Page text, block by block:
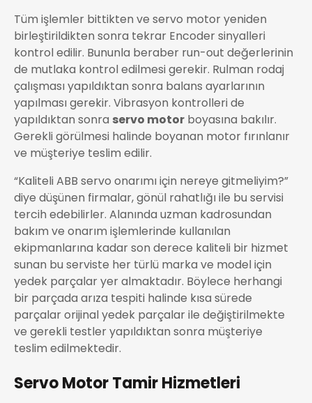
Tüm işlemler bittikten ve servo motor yeniden
birleştirildikten sonra tekrar Encoder sinyalleri
kontrol edilir. Bununla beraber run-out değerlerinin
de mutlaka kontrol edilmesi gerekir. Rulman rodaj
çalışması yapıldıktan sonra balans ayarlarının
yapılması gerekir. Vibrasyon kontrolleri de
yapıldıktan sonra servo motor boyasına bakılır.
Gerekli görülmesi halinde boyanan motor fırınlanır
ve müşteriye teslim edilir.
“Kaliteli ABB servo onarımıiçin nereye gitmeliyim?”
diye düşünen firmalar, gönül rahatlığı ile bu servisi
tercih edebilirler. Alanında uzman kadrosundan
bakım ve onarım işlemlerinde kullanılan
ekipmanlarına kadar son derece kaliteli bir hizmet
sunan bu serviste her türlü marka ve model için
yedek parçalar yer almaktadır. Böylece herhangi
bir parçada arıza tespiti halinde kısa sürede
parçalar orijinal yedek parçalar ile değiştirilmekte
ve gerekli testler yapıldıktan sonra müşteriye
teslim edilmektedir.
Servo Motor Tamir Hizmetleri